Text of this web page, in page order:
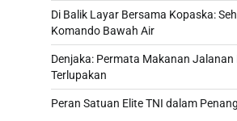
Di Balik Layar Bersama Kopaska:
Komando Bawah Air
Denjaka: Permata Makanan Jalanan
Terlupakan
Peran Satuan Elite TNI dalam